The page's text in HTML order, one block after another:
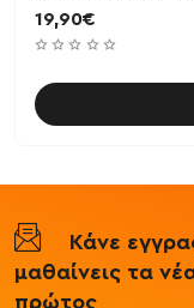
19,90€
Κάνε
μαθαίνεις τα
πρώτος